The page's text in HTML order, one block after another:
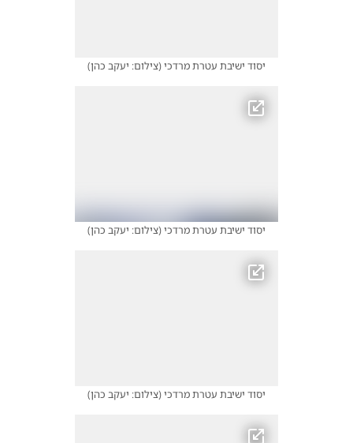
יסוד ישיבת עטרת מרדכי(צילום: יעקב כהן)
יסוד ישיבת עטרת מרדכי(צילום: יעקב כהן)
יסוד ישיבת עטרת מרדכי(צילום: יעקב כהן)